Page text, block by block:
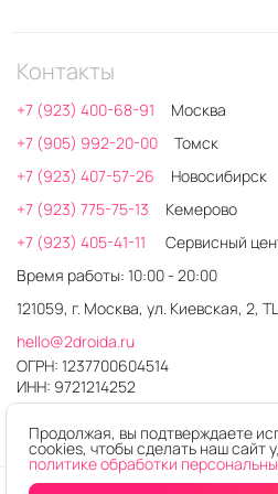
Контакты
+7 (923) 400-68-91
Москва
+7 (905) 992-20-00
Томск
+7 (923) 407-57-26
Новосибирск
+7 (923) 775-75-13
Кемерово
+7 (923) 405-41-11
Сервисный
Время работы: 10:00 - 20:00
121059, г. Москва, ул. Киевская, 2,
hello@2droida.ru
ОГРН: 1237700604514
ИНН: 9721214252
Продолжая, вы подтверждаете
cookies, чтобы сделать наш сайт
политике обработки